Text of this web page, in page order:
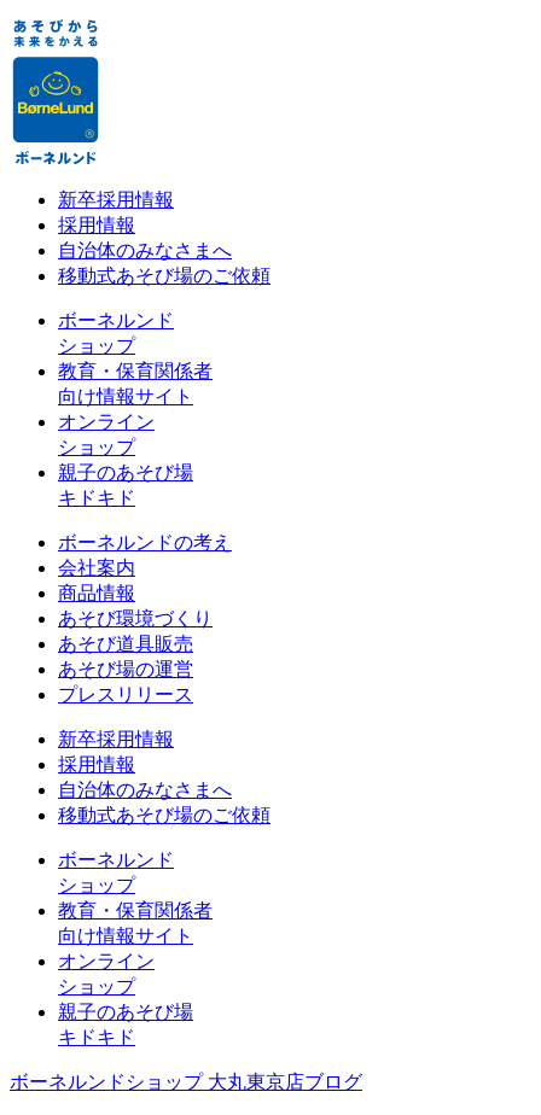
新卒採用情報
採用情報
自治体のみなさまへ
移動式あそび場のご依頼
ボーネルンド
ショップ
教育・保育関係者
向け情報サイト
オンライン
ショップ
親子のあそび場
キドキド
ボーネルンドの考え
会社案内
商品情報
あそび環境づくり
あそび道具販売
あそび場の運営
プレスリリース
新卒採用情報
採用情報
自治体のみなさまへ
移動式あそび場のご依頼
ボーネルンド
ショップ
教育・保育関係者
向け情報サイト
オンライン
ショップ
親子のあそび場
キドキド
ボーネルンドショップ 大丸東京店ブログ